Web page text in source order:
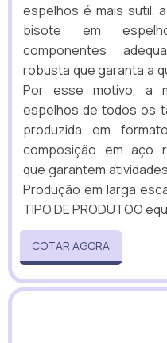
espelhos é mais sutil,
bisote em
componentes
robusta que garanta a
Por esse motivo, a
espelhos de todos os
produzida em
composição em aço
que garantem
Produção em larga
TIPO DE PRODUTOO
COTAR AGORA